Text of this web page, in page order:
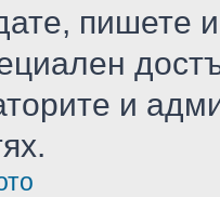
пишете
и